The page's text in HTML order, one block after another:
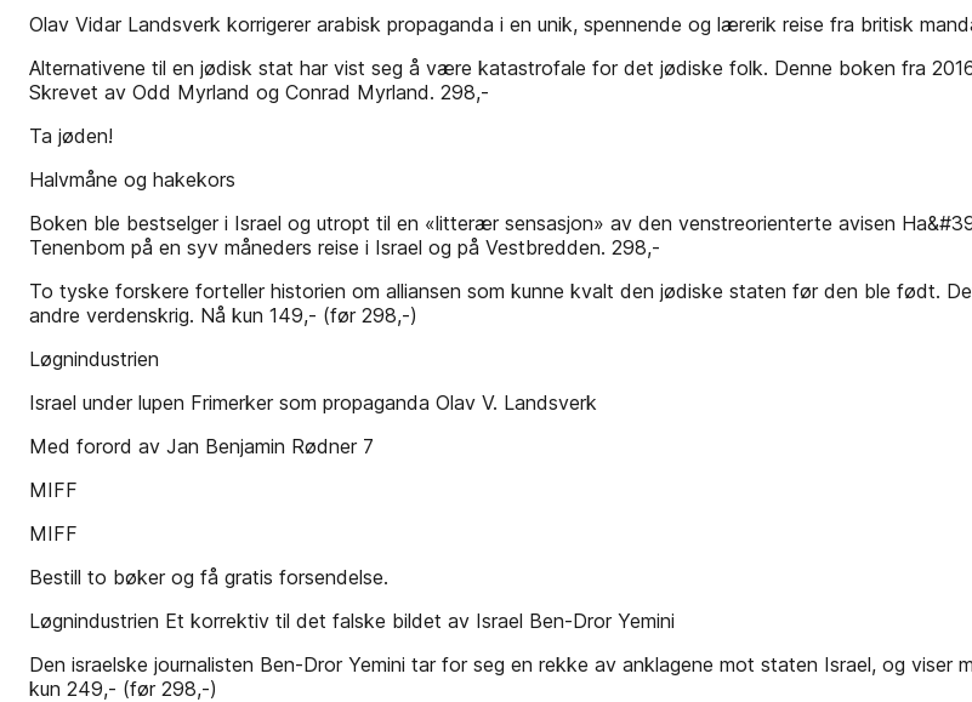
Olav Vidar Landsverk korrigerer arabisk propaganda i en unik, spennende og lærerik reise fra britisk
Alternativene til en jødisk stat har vist seg å være katastrofale for det jødiske folk. Denne boken fra
Skrevet av Odd Myrland og Conrad Myrland. 298,-
Ta jøden!
Halvmåne og hakekors
Boken ble bestselger i Israel og utropt til en «litterær sensasjon» av den venstreorienterte avisen
Tenenbom på en syv måneders reise i Israel og på Vestbredden. 298,-
To tyske forskere forteller historien om alliansen som kunne kvalt den jødiske staten før den ble født.
andre verdenskrig. Nå kun 149,- (før 298,-)
Løgnindustrien
Israel under lupen Frimerker som propaganda Olav V. Landsverk
Med forord av Jan Benjamin Rødner 7
MIFF
MIFF
Bestill to bøker og få gratis forsendelse.
Løgnindustrien Et korrektiv til det falske bildet av Israel Ben-Dror Yemini
Den israelske journalisten Ben-Dror Yemini tar for seg en rekke av anklagene mot staten Israel, og
kun 249,- (før 298,-)